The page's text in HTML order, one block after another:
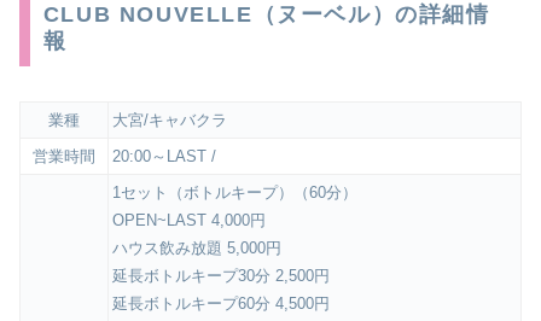
CLUB NOUVELLE（ヌーベル）の詳細情
報
業種
大宮/キャバクラ
営業時間
20:00～LAST /
1セット（ボトルキープ）（60分）
OPEN~LAST 4,000円
ハウス飲み放題 5,000円
延長ボトルキープ30分 2,500円
延長ボトルキープ60分 4,500円